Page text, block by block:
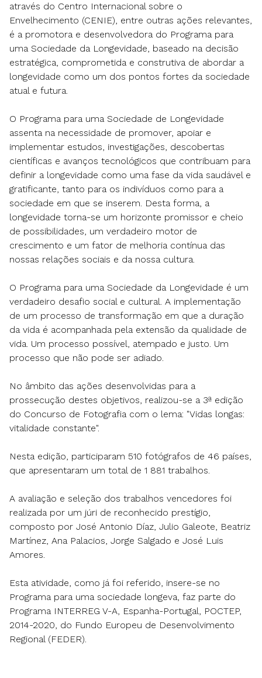
através do Centro Internacional sobre o
Envelhecimento (CENIE), entre outras ações relevantes,
é a promotora e desenvolvedora do Programa para
uma Sociedade da Longevidade, baseado na decisão
estratégica, comprometida e construtiva de abordar a
longevidade como um dos pontos fortes da sociedade
atual e futura.
O Programa para uma Sociedade de Longevidade
assenta na necessidade de promover, apoiar e
implementar estudos, investigações, descobertas
científicas e avanços tecnológicos que contribuam para
definir a longevidade como uma fase da vida saudável e
gratificante, tanto para os indivíduos como para a
sociedade em que se inserem. Desta forma, a
longevidade torna-se um horizonte promissor e cheio
de possibilidades, um verdadeiro motor de
crescimento e um fator de melhoria contínua das
nossas relações sociais e da nossa cultura.
O Programa para uma Sociedade da Longevidade é um
verdadeiro desafio social e cultural. A implementação
de um processo de transformação em que a duração
da vida é acompanhada pela extensão da qualidade de
vida. Um processo possível, atempado e justo. Um
processo que não pode ser adiado.
No âmbito das ações desenvolvidas para a
prossecução destes objetivos, realizou-se a 3ª edição
do Concurso de Fotografia com o lema: "Vidas longas:
vitalidade constante".
Nesta edição, participaram 510 fotógrafos de 46 países,
que apresentaram um total de 1 881 trabalhos.
A avaliação e seleção dos trabalhos vencedores foi
realizada por um júri de reconhecido prestígio,
composto por José Antonio Díaz, Julio Galeote, Beatriz
Martínez, Ana Palacios, Jorge Salgado e José Luis
Amores.
Esta atividade, como já foi referido, insere-se no
Programa para uma sociedade longeva, faz parte do
Programa INTERREG V-A, Espanha-Portugal, POCTEP,
2014-2020, do Fundo Europeu de Desenvolvimento
Regional (FEDER).